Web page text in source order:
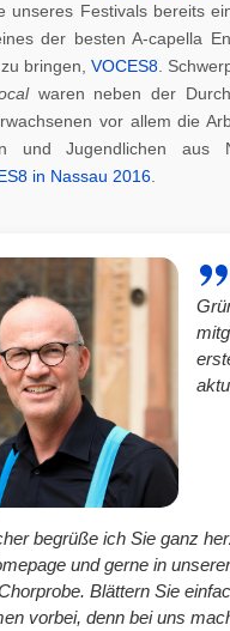
unseres Festivals bereits
der besten A-capella
bringen, VOCES8.
waren neben der
vor allem die
und Jugendlichen aus
in Nassau 2016
begrüße ich Sie ganz
und gerne in unserer
Blättern Sie
vorbei, denn bei uns